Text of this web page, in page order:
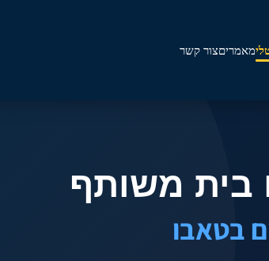
מאמריםצור קשר
בית משותף
בטאבו